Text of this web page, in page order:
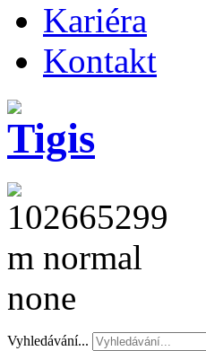
Kariéra
Kontakt
Vyhledávání...